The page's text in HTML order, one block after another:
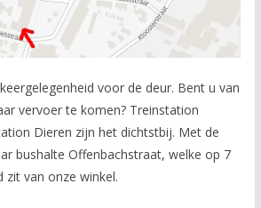
voor de deur. Bent u van
vervoer te komen? Treinstation
Dieren zijn het dichtstbij. Met de
bushalte Offenbachstraat, welke op 7
van onze winkel.